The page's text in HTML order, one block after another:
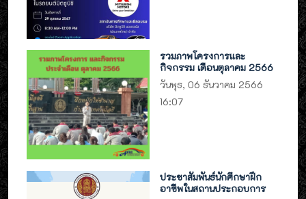
รวมภาพโครงการและ
กิจกรรม เดือนตุลาคม 2566
วันพุธ, 06 ธันวาคม 2566
16:07
ประชาสัมพันธ์นักศึกษาฝึก
อาชีพในสถานประกอบการ